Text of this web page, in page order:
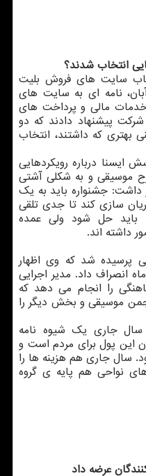
انتخاب شدند؟
سایت های فروش بلیت
نامه ای به سایت های
خدمات مالی و پرداخت های
مالی ارسال كردیم. در مجموع ۱۰ شركت پیشنهاد دادند كه دو
كه داشتند، انتخاب
ایسنا درباره رویكردهایی
موسیقی و به شكلی آشتی
داشت: جشنواره باید به یك
سازی كند تا جدی تلقی
حل شود ولی عمده
داشته اند.
پرسیده شد كه وی اظهار
انصراف داد. مدیر اجرایی
را انجام می دهد كه
موسیقی و بخش دیگر را
سال جاری یك شیوه نامه
این پول برای مردم است و
سال جاری هم هزینه ها را
نواحی هم پایه ی گروه
عرضه داد